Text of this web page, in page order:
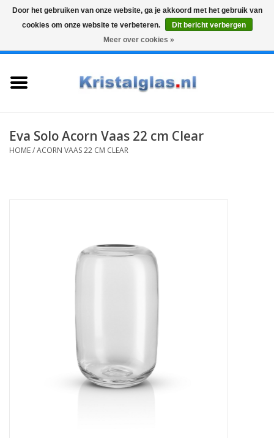
Graveren
Karaffen
Eva Solo Acorn Vaas 22 cm Clear
HOME/ACORN VAAS 22 CM CLEAR
Door het gebruiken van onze website, ga je akkoord met het gebruik van
cookies om onze website te verbeteren.
Dit bericht verbergen
Meer over cookies »